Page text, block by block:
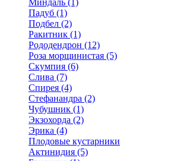
Миндаль (1)
Падуб (1)
Подбел (2)
Ракитник (1)
Рододендрон (12)
Роза морщинистая (5)
Скумпия (6)
Слива (7)
Спирея (4)
Стефанандра (2)
Чубушник (1)
Экзохорда (2)
Эрика (4)
Плодовые кустарники
Актинидия (5)